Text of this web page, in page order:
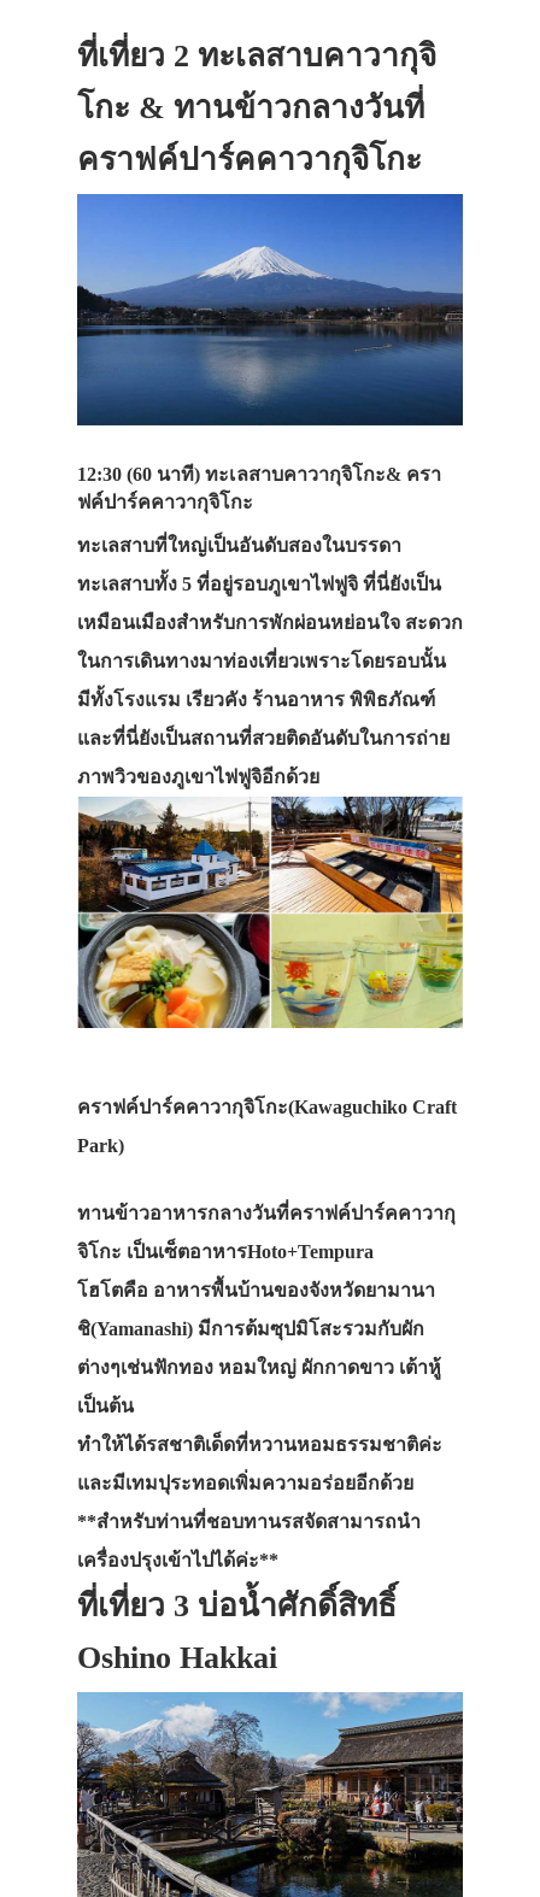
ที่เที่ยว 2 ทะเลสาบคาวากุจิ
โกะ & ทานข้าวกลางวันที่
คราฟค์ปาร์คคาวากุจิโกะ
12:30 (60 นาที) ทะเลสาบคาวากุจิโกะ& ครา
ฟค์ปาร์คคาวากุจิโกะ
ทะเลสาบที่ใหญ่เป็นอันดับสองในบรรดา
ทะเลสาบทั้ง 5 ที่อยู่รอบภูเขาไฟฟูจิ ที่นี่ยังเป็น
เหมือนเมืองสำหรับการพักผ่อนหย่อนใจ สะดวก
ในการเดินทางมาท่องเที่ยวเพราะโดยรอบนั้น
มีทั้งโรงแรม เรียวคัง ร้านอาหาร พิพิธภัณฑ์
และที่นี่ยังเป็นสถานที่สวยติดอันดับในการถ่าย
ภาพวิวของภูเขาไฟฟูจิอีกด้วย
คราฟค์ปาร์คคาวากุจิโกะ(Kawaguchiko Craft
Park)
ทานข้าวอาหารกลางวันที่คราฟค์ปาร์คคาวากุ
จิโกะ เป็นเซ็ตอาหารHoto+Tempura
โฮโตคือ อาหารพื้นบ้านของจังหวัดยามานา
ชิ(Yamanashi) มีการต้มซุปมิโสะรวมกับผัก
ต่างๆเช่นฟักทอง หอมใหญ่ ผักกาดขาว เต้าหู้
เป็นต้น
ทำให้ได้รสชาติเด็ดที่หวานหอมธรรมชาติค่ะ
และมีเทมปุระทอดเพิ่มความอร่อยอีกด้วย
**สำหรับท่านที่ชอบทานรสจัดสามารถนำ
เครื่องปรุงเข้าไปได้ค่ะ**
ที่เที่ยว 3 บ่อน้ำศักดิ์สิทธิ์
Oshino Hakkai